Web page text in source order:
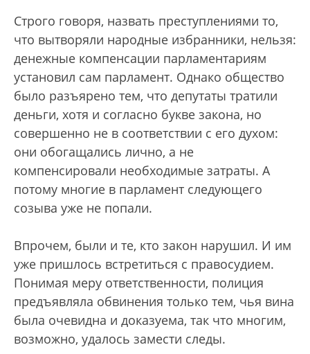
Строго говоря, назвать преступлениями то,
что вытворяли народные избранники, нельзя:
денежные компенсации парламентариям
установил сам парламент. Однако общество
было разъярено тем, что депутаты тратили
деньги, хотя и согласно букве закона, но
совершенно не в соответствии с его духом:
они обогащались лично, а не
компенсировали необходимые затраты. А
потому многие в парламент следующего
созыва уже не попали.
Впрочем, были и те, кто закон нарушил. И им
уже пришлось встретиться с правосудием.
Понимая меру ответственности, полиция
предъявляла обвинения только тем, чья вина
была очевидна и доказуема, так что многим,
возможно, удалось замести следы.